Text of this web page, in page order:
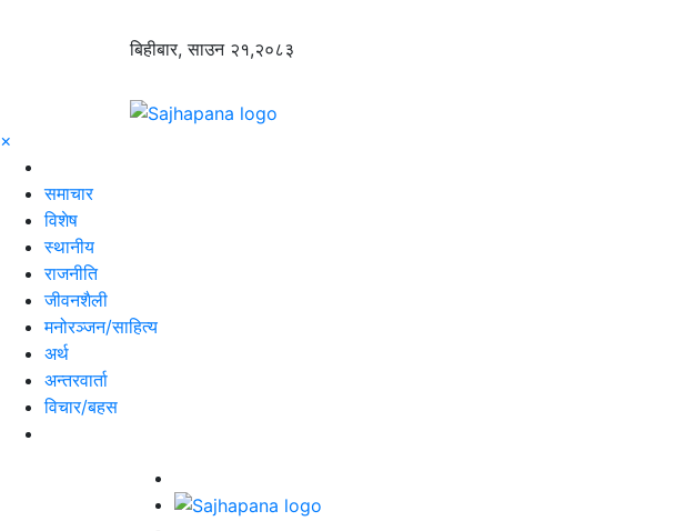
बिहीबार, साउन २१,२०८३
×
समाचार
विशेष
स्थानीय
राजनीति
जीवनशैली
मनोरञ्जन/साहित्य
अर्थ
अन्तरवार्ता
विचार/बहस